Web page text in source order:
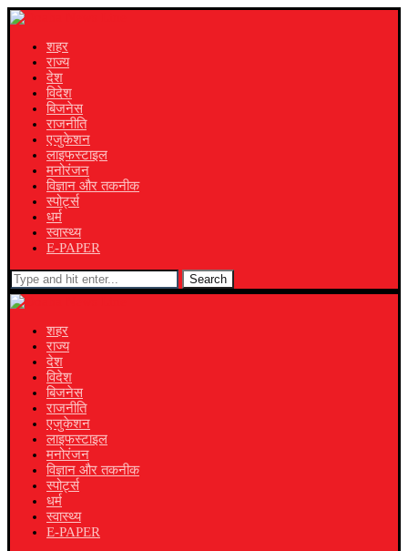
शहर
राज्य
देश
विदेश
बिजनेस
राजनीति
एजुकेशन
लाइफस्टाइल
मनोरंजन
विज्ञान और तकनीक
स्पोर्ट्स
धर्म
स्वास्थ्य
E-PAPER
Search
शहर
राज्य
देश
विदेश
बिजनेस
राजनीति
एजुकेशन
लाइफस्टाइल
मनोरंजन
विज्ञान और तकनीक
स्पोर्ट्स
धर्म
स्वास्थ्य
E-PAPER